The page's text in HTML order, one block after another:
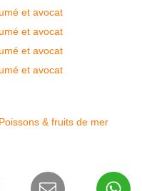
& fruits de mer